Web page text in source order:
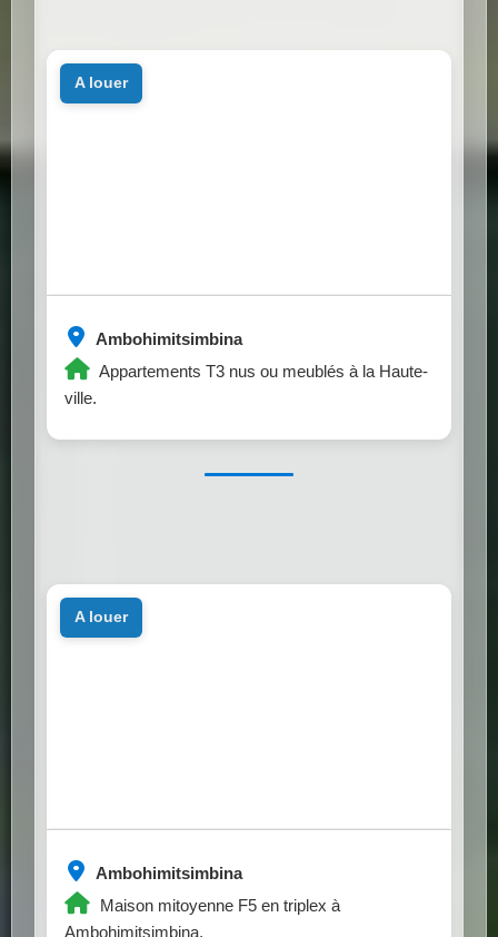
Ambohimitsimbina
Appartements T3 nus ou meublés à la Haute-
ville.
a louer
Ambohimitsimbina
Maison mitoyenne F5 en triplex à
Ambohimitsimbina.
a louer